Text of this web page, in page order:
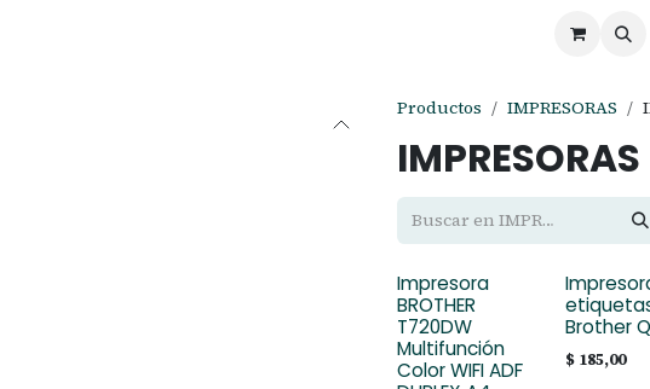
Productos IMPRESORAS
Impresora
BROTHER
T720DW
Multifunción
Color WIFI ADF
Brother
$ 185,00